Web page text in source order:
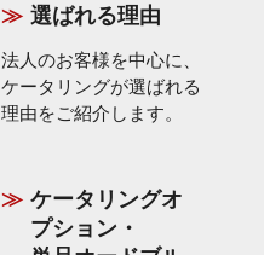
選ばれる理由
法人のお客様を中心に、
ケータリングが選ばれる
理由をご紹介します。
ケータリングオ
プション・